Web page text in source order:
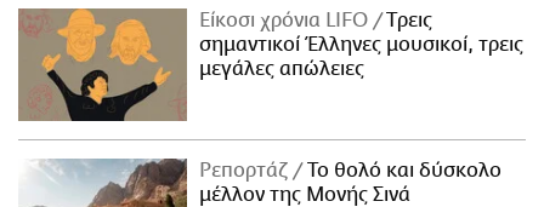
Είκοσι χρόνια LIFO
Tρεις
σημαντικοί Έλληνες μουσικοί, τρεις
μεγάλες απώλειες
Ρεπορτάζ
Το θολό και δύσκολο
μέλλον της Μονής Σινά